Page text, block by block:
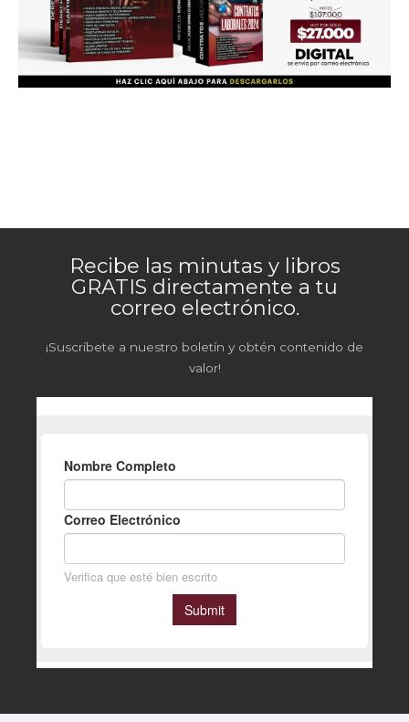
Recibe las minutas y libros
GRATIS directamente a tu
correo electrónico.
¡Suscríbete a nuestro boletín y obtén contenido de
valor!